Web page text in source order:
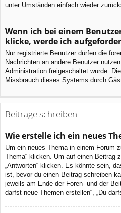
unter Umständen einfach wieder
Wenn ich bei einem
klicke, werde ich
Nur registrierte Benutzer dürfen die
Nachrichten an andere Benutzer
Administration freigeschaltet wurde.
Missbrauch dieses Systems durch
Beiträge schreiben
Wie erstelle ich ein neues
Um ein neues Thema in einem Forum
Thema“ klicken. Um auf einen Beitrag
„Antworten“ klicken. Es könnte sein,
ist, bevor du einen Beitrag schreiben
jeweils am Ende der Foren- und der
darfst neue Themen erstellen“, „Du